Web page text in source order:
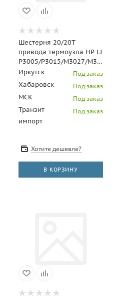
Шестерня 20/20T
привода термоузла HP LJ
P3005/P3015/M3027/M3035
(RU5-0956) OEM
Иркутск Под заказ
Хабаровск Под заказ
МСК Под заказ
Транзит
импорт
Под заказ
Хотите дешевле?
В КОРЗИНУ